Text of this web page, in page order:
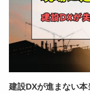
建設DXが進まない